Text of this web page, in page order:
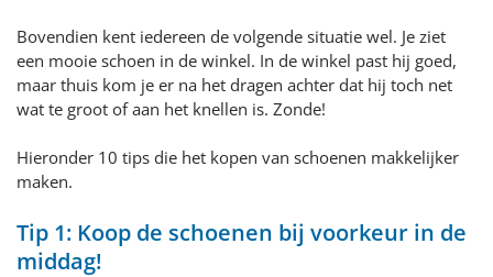
Bovendien kent iedereen de volgende situatie wel. Je ziet
een mooie schoen in de winkel. In de winkel past hij goed,
maar thuis kom je er na het dragen achter dat hij toch net
wat te groot of aan het knellen is. Zonde!
Hieronder 10 tips die het kopen van schoenen makkelijker
maken.
Tip 1: Koop de schoenen bij voorkeur in de
middag!